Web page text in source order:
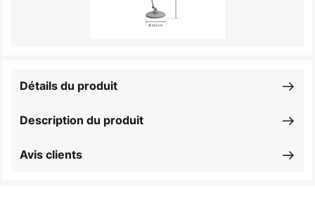
Description du produit
Détails du produit
Avis clients